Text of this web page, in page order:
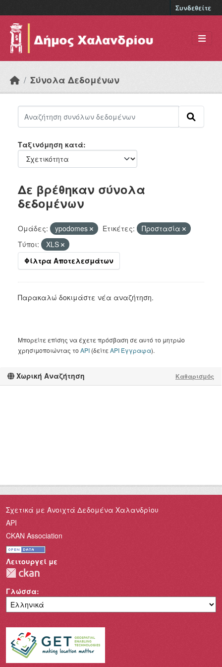
Συνδεθείτε
Σύνολα Δεδομένων
Χωρική Αναζήτηση Καθαρισμός
Ταξινόμηση κατά
Δε βρέθηκαν σύνολα
δεδομένων
Ομάδες: ypodomes Ετικέτες:
Προστασία
Τύποι:
XLS
Φίλτρα Αποτελεσμάτων
Παρακαλώ δοκιμάστε νέα αναζήτηση.
Μπορείτε επίσης να έχετε πρόσβαση σε αυτό το μητρώο
χρησιμοποιώντας τοAPI (δείτεAPI Έγγραφα).
Σχετικά με Ανοιχτά Δεδομένα Χαλανδρίου
API
CKAN Association
Λειτουργεί με
Γλώσσα